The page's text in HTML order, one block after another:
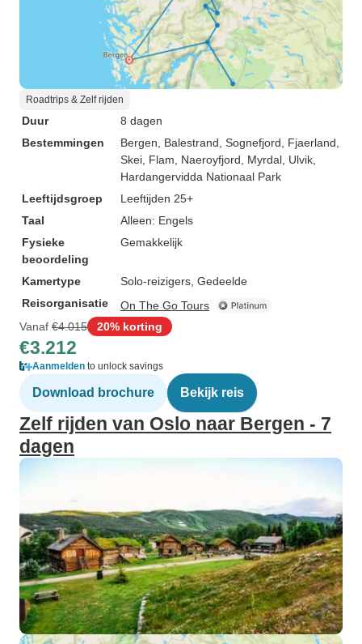
Roadtrips & Zelf rijden
Duur
8 dagen
Bestemmingen
Bergen , Balestrand , Sognefjord , Fjaerland
Skei , Flam , Naeroyfjord , Myrdal , Ulvik
Hardangervidda Nationaal Park
Leeftijdsgroep
Leeftijden 25+
Taal
Alleen: Engels
Fysieke
beoordeling
Gemakkelijk
Kamertype
Solo-reizigers, Gedeelde
Reisorganisatie
On The Go Tours
Vanaf €4.015 20% korting
€3.212
Aanmelden to unlock savings
Download brochure Bekijk reis
Zelf rijden van Oslo naar Bergen - 7
dagen